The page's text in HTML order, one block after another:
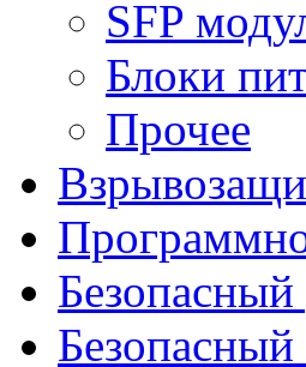
SFP
Блоки
Прочее
Безопасный
Безопасный